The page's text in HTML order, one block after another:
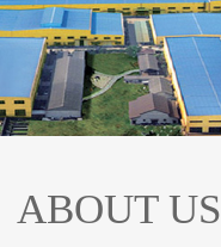
ABOUT US